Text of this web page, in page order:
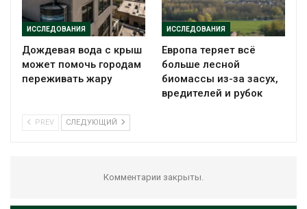
ИССЛЕДОВАНИЯ
Дождевая вода с крыш
может помочь городам
переживать жару
ИССЛЕДОВАНИЯ
Европа теряет всё
больше лесной
биомассы из-за засух,
вредителей и рубок
PREV СЛЕДУЮЩИЙ
Комментарии закрыты.